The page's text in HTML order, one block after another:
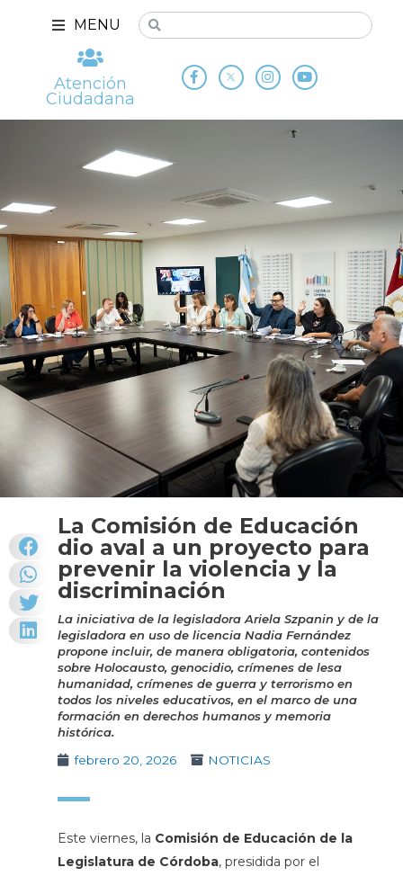
MENU
Atención
Ciudadana
La Comisión de Educación
dio aval a un proyecto para
prevenir la violencia y la
discriminación
La iniciativa de la legisladora Ariela Szpanin y de la
legisladora en uso de licencia Nadia Fernández
propone incluir, de manera obligatoria, contenidos
sobre Holocausto, genocidio, crímenes de lesa
humanidad, crímenes de guerra y terrorismo en
todos los niveles educativos, en el marco de una
formación en derechos humanos y memoria
histórica.
febrero 20, 2026
NOTICIAS
Este viernes, la Comisión de Educación de la
Legislatura de Córdoba, presidida por el